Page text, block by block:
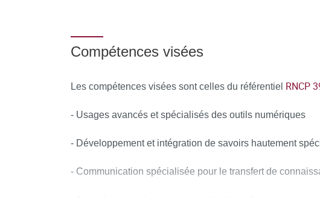
Compétences visées
Les compétences visées sont celles du référentiel RNCP
- Usages avancés et spécialisés des outils numériques
- Développement et intégration de savoirs hautement
- Communication spécialisée pour le transfert de